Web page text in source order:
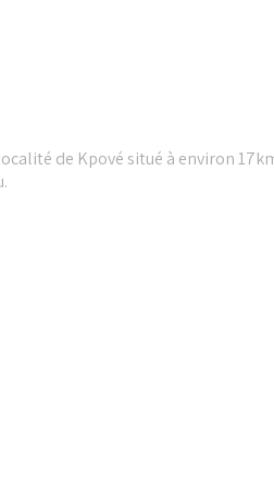
de Kpové situé à environ